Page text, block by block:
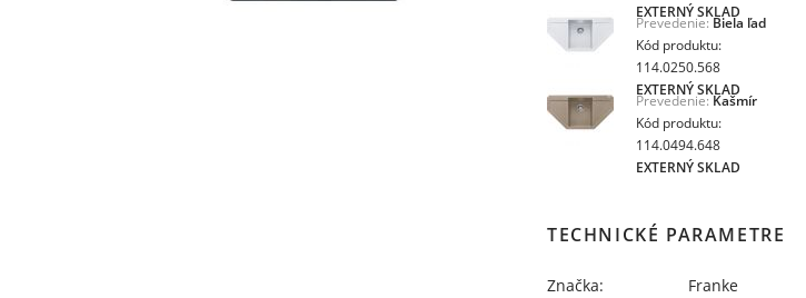
EXTERNÝ SKLAD
Prevedenie: Biela ľad
Kód produktu:
114.0250.568
EXTERNÝ SKLAD
Prevedenie: Kašmír
Kód produktu:
114.0494.648
EXTERNÝ SKLAD
TECHNICKÉ PARAMETRE
Značka:
Franke